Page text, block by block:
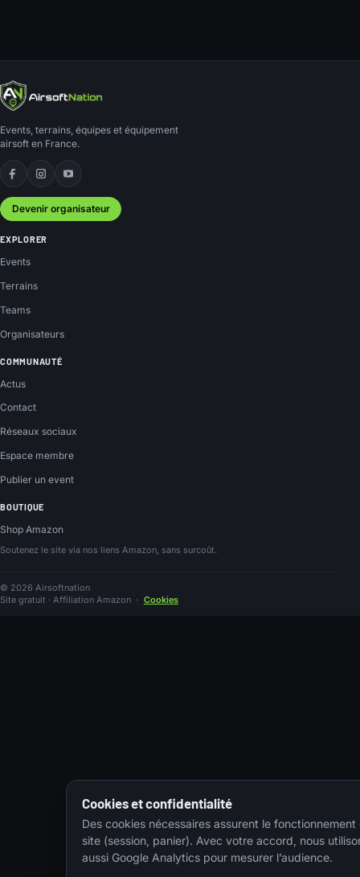
Events, terrains, équipes et équipement
airsoft en France.
Facebook
Instagram
YouTube
Devenir organisateur
EXPLORER
Events
Terrains
Teams
Organisateurs
COMMUNAUTÉ
Actus
Contact
Réseaux sociaux
Espace membre
Publier un event
BOUTIQUE
Shop Amazon
Soutenez le site via nos liens Amazon, sans surcoût.
© 2026 Airsoftnation
Site gratuit · Affiliation Amazon · Cookies
Cookies et confidentialité
Des cookies nécessaires assurent le fonctionnement
site (session, panier). Avec votre accord, nous
aussi Google Analytics pour mesurer l’audience.